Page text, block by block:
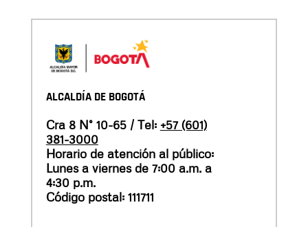
ALCALDÍA DE BOGOTÁ
Cra 8 N° 10-65 / Tel: +57 (601)
381-3000
Horario de atención al público:
Lunes a viernes de 7:00 a.m. a
4:30 p.m.
Código postal: 111711